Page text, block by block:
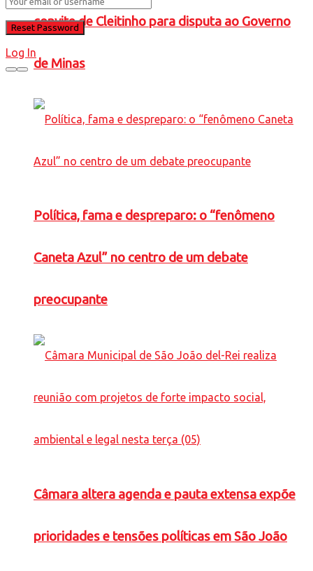
convite de Cleitinho para disputa ao Governo
de Minas
Política, fama e despreparo: o “fenômeno
Caneta Azul” no centro de um debate
preocupante
Câmara altera agenda e pauta extensa expõe
prioridades e tensões políticas em São João
Log In